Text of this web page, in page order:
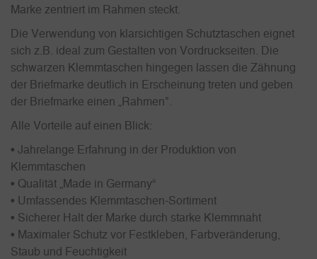
Marke zentriert im Rahmen steckt.
Die Verwendung von klarsichtigen Schutztaschen eignet
sich z.B. ideal zum Gestalten von Vordruckseiten. Die
schwarzen Klemmtaschen hingegen lassen die Zähnung
der Briefmarke deutlich in Erscheinung treten und geben
der Briefmarke einen „Rahmen".
Alle Vorteile auf einen Blick:
• Jahrelange Erfahrung in der Produktion von
Klemmtaschen
• Qualität „Made in Germany“
• Umfassendes Klemmtaschen-Sortiment
• Sicherer Halt der Marke durch starke Klemmnaht
• Maximaler Schutz vor Festkleben, Farbveränderung,
Staub und Feuchtigkeit